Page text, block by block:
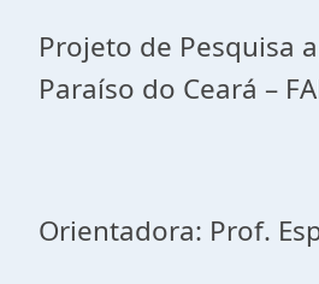
Projeto de Pesquisa
Paraíso do Ceará –
Orientadora: Prof.